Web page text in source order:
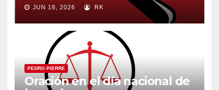
JUN 18, 2026 RK
PEDRO PIERRE
Oración en el día nacional de